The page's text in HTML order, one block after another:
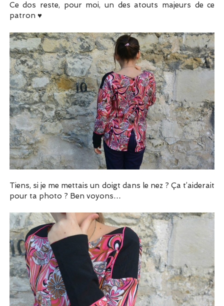
Ce dos reste, pour moi, un des atouts majeurs de ce
patron ♥
Tiens, si je me mettais un doigt dans le nez ? Ça t’aiderait
pour ta photo ? Ben voyons…